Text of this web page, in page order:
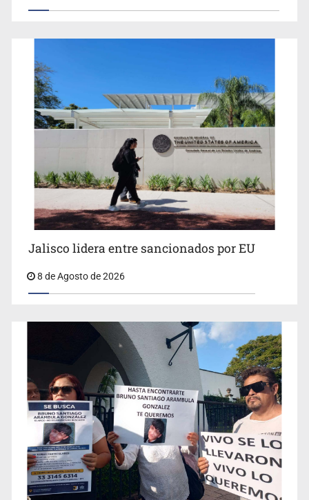
México vence a Canadá, pasa a la final y obtiene el
boleto a los Juegos Olímpicos
Jalisco lidera entre sancionados por EU
8 de Agosto de 2026